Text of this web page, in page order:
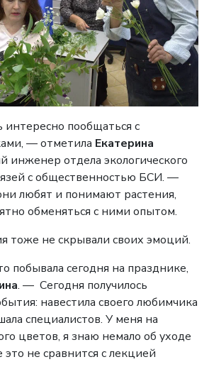
пообщаться с
— отметила Екатерина
инженер отдела экологического
с общественностью БСИ. —
любят и понимают растения,
обменяться с ними опытом.
тоже не скрывали своих эмоций.
побывала сегодня на празднике,
. — Сегодня получилось
навестила своего любимчика
специалистов. У меня на
цветов, я знаю немало об уходе
не сравнится с лекцией